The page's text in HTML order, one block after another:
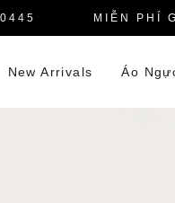
MIỄN PHÍ
New Arrivals Áo